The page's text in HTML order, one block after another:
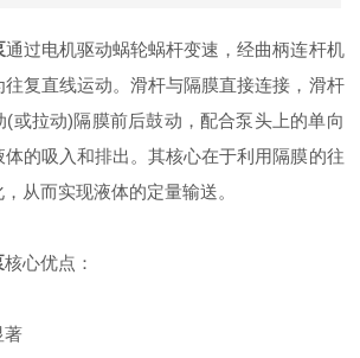
通过电机驱动蜗轮蜗杆变速，经曲柄连杆机
复直线运动。滑杆与隔膜直接连接，滑杆
(或拉动)隔膜前后鼓动，配合泵头上的单向
的吸入和排出。其核心在于利用隔膜的往
从而实现液体的定量输送。
核心优点：